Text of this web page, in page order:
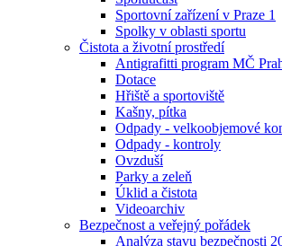
Sportovní zařízení v Praze 1
Spolky v oblasti sportu
Čistota a životní prostředí
Antigrafitti program MČ
Dotace
Hřiště a sportoviště
Kašny, pítka
Odpady - velkoobjemové
Odpady - kontroly
Ovzduší
Parky a zeleň
Úklid a čistota
Videoarchiv
Bezpečnost a veřejný pořádek
Analýza stavu bezpečnosti